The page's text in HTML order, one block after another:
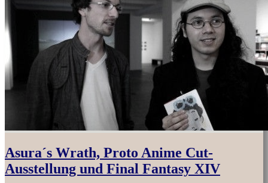
Asura´s Wrath, Proto Anime Cut-
Ausstellung und Final Fantasy XIV